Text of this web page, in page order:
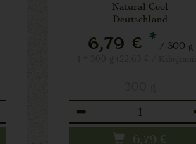
Natural Cool
Deutschland
6,79 € * / 300 g
Anzahl
6,79 €